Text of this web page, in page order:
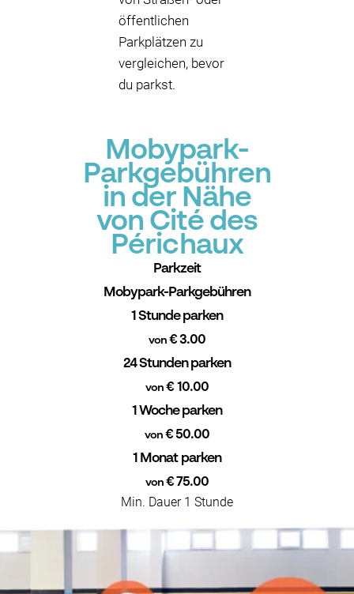
öffentlichen
Parkplätzen zu
vergleichen, bevor
du parkst.
Mobypark-
Parkgebühren
in der Nähe
von Cité des
Périchaux
Parkzeit
Mobypark-Parkgebühren
1 Stunde parken
von€ 3.00
24 Stunden parken
von € 10.00
1 Woche parken
von€ 50.00
1 Monat parken
von€ 75.00
Min. Dauer 1 Stunde